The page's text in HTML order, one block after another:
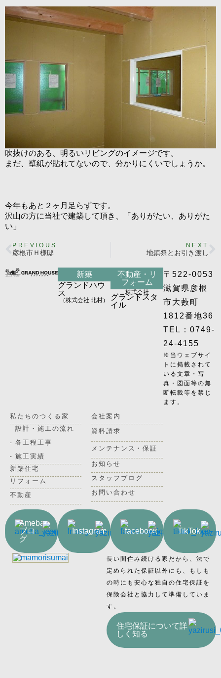
吹抜けのある、明るいリビングのイメージです。
まだ、壁紙が貼れてないので、分かりにくいでしょうか。
今年もあと２ヶ月足らずです。
沢山の方に当社で建築して頂き、「ありがたい、ありがた
い」
PREVIOUS
彦根市Ｈ様邸
NEXT
地鎮祭とお引き渡し
新築
グランドハウ
ス
（株式会社 北村）
不動産・リ
フォーム
株式会社
グランドスタ
イル
〒522-0053
滋賀県彦根
市大藪町
1812番地36
TEL：0749-
24-4155
※当ウェブサイ
トに掲載されて
いる文章・写
真・図面等の無
断転載等を禁じ
ます。
私たちのつくる家
- 設計・施工の流れ
- 各工程工事
- 施工実績
新築住宅
リフォーム
不動産
会社案内
資料請求
メンテナンス・保証
お知らせ
スタッフブログ
お問い合わせ
Ameba
ブロ
グ
Instagram facebook TikTok
長い間住み続ける家だから、法で
定められた保証以外にも、もしも
の時にも安心な独自の住宅保証を
保険会社と協力して準備していま
す。
住宅保証について詳
しく知る